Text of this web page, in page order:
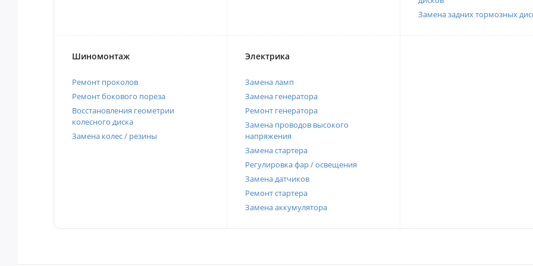
Замена задних тормозных
Шиномонтаж
Ремонт проколов
Ремонт бокового пореза
Восстановления геометрии
колесного диска
Замена колес / резины
Электрика
Замена ламп
Замена генератора
Ремонт генератора
Замена проводов высокого
напряжения
Замена стартера
Регулировка фар / освещения
Замена датчиков
Ремонт стартера
Замена аккумулятора